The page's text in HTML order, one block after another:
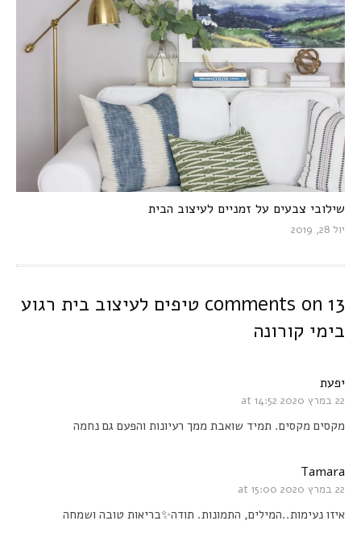
שילובי צבעים על זמניים לעיצוב הבית
יול 28, 2019
13 comments on
טיפים לעיצוב בית רגוע
בימי קורונה
יפעת
22 במרץ 2020 at 14:52
מקסים מקסים. תמיד שואבת ממך רעיונות והפעם גם נחמה
Tamara
22 במרץ 2020 at 15:00
איזו נעימות..המילים, התמונות. תודה✨בריאות טובה ושמחה